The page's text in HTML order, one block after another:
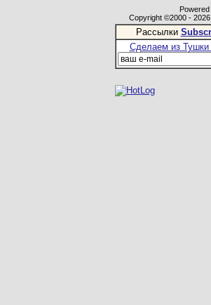
Copyright ©2000 -
Рассылки
Сделаем из Тушки